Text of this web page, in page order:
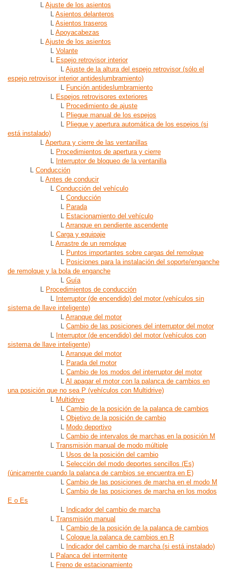
L Ajuste de los asientos
L Asientos delanteros
L Asientos traseros
L Apoyacabezas
L Ajuste de los asientos
L Volante
L Espejo retrovisor interior
L Ajuste de la altura del espejo retrovisor (sólo el
espejo retrovisor interior antideslumbramiento)
L Función antideslumbramiento
L Espejos retrovisores exteriores
L Procedimiento de ajuste
L Pliegue manual de los espejos
L Pliegue y apertura automática de los espejos (si
está instalado)
L Apertura y cierre de las ventanillas
L Procedimientos de apertura y cierre
L Interruptor de bloqueo de la ventanilla
L Conducción
L Antes de conducir
L Conducción del vehículo
L Conducción
L Parada
L Estacionamiento del vehículo
L Arranque en pendiente ascendente
L Carga y equipaje
L Arrastre de un remolque
L Puntos importantes sobre cargas del remolque
L Posiciones para la instalación del soporte/enganche
de remolque y la bola de enganche
L Guía
L Procedimientos de conducción
L Interruptor (de encendido) del motor (vehículos sin
sistema de llave inteligente)
L Arranque del motor
L Cambio de las posiciones del interruptor del motor
L Interruptor (de encendido) del motor (vehículos con
sistema de llave inteligente)
L Arranque del motor
L Parada del motor
L Cambio de los modos del interruptor del motor
L Al apagar el motor con la palanca de cambios en
una posición que no sea P (vehículos con Multidrive)
L Multidrive
L Cambio de la posición de la palanca de cambios
L Objetivo de la posición de cambio
L Modo deportivo
L Cambio de intervalos de marchas en la posición M
L Transmisión manual de modo múltiple
L Usos de la posición del cambio
L Selección del modo deportes sencillos (Es)
(únicamente cuando la palanca de cambios se encuentra en E)
L Cambio de las posiciones de marcha en el modo M
L Cambio de las posiciones de marcha en los modos
E o Es
L Indicador del cambio de marcha
L Transmisión manual
L Cambio de la posición de la palanca de cambios
L Coloque la palanca de cambios en R
L Indicador del cambio de marcha (si está instalado)
L Palanca del intermitente
L Freno de estacionamiento